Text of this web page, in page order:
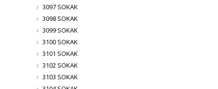
3097 SOKAK
3098 SOKAK
3099 SOKAK
3100 SOKAK
3101 SOKAK
3102 SOKAK
3103 SOKAK